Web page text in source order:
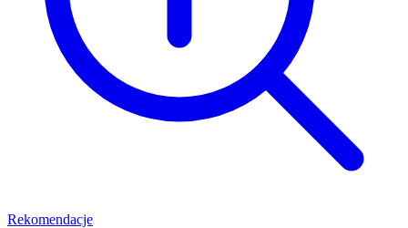
Rekomendacje